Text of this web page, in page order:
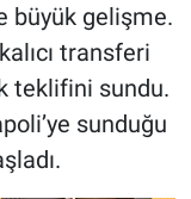
büyük gelişme.
transferi
teklifini sundu.
sunduğu